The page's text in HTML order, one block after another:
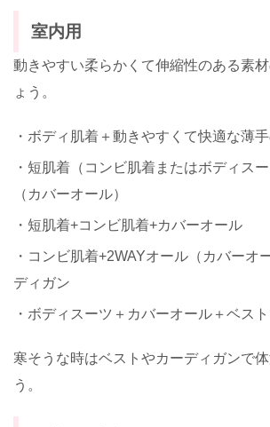
室内用
動きやすい柔らかくて伸縮性のある素
ょう。
・ボディ肌着＋動きやすくて快適な薄
・短肌着（コンビ肌着またはボディス
（カバーオール）
・短肌着+コンビ肌着+カバーオール
・コンビ肌着+2WAYオール（カバーオ
ディガン
・ボディスーツ＋カバーオール＋ベスト
寒そうな時はベストやカーディガンで
う。